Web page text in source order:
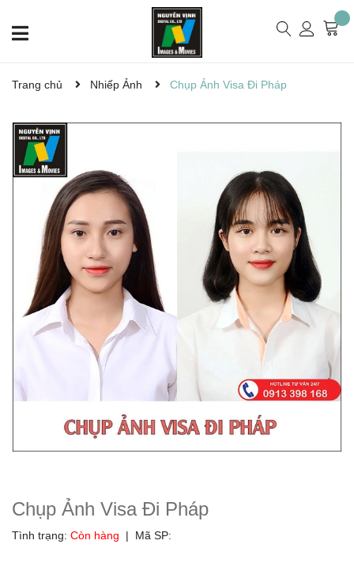
Trang chủ Nhiếp Ảnh Chụp Ảnh Visa Đi Pháp
Chụp Ảnh Visa Đi Pháp
Tình trạng: Còn hàng | Mã SP: